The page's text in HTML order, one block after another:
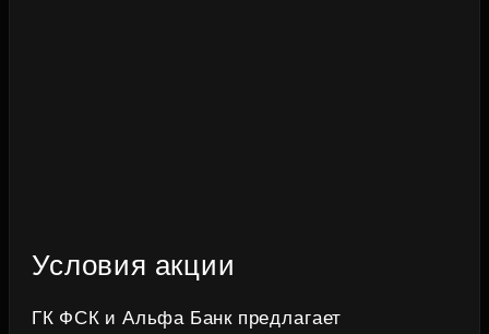
Условия акции
ГК ФСК и Альфа Банк предлагает